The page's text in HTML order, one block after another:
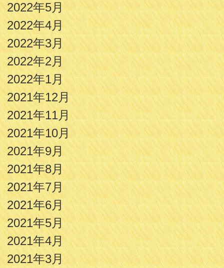
2022年5月
2022年4月
2022年3月
2022年2月
2022年1月
2021年12月
2021年11月
2021年10月
2021年9月
2021年8月
2021年7月
2021年6月
2021年5月
2021年4月
2021年3月